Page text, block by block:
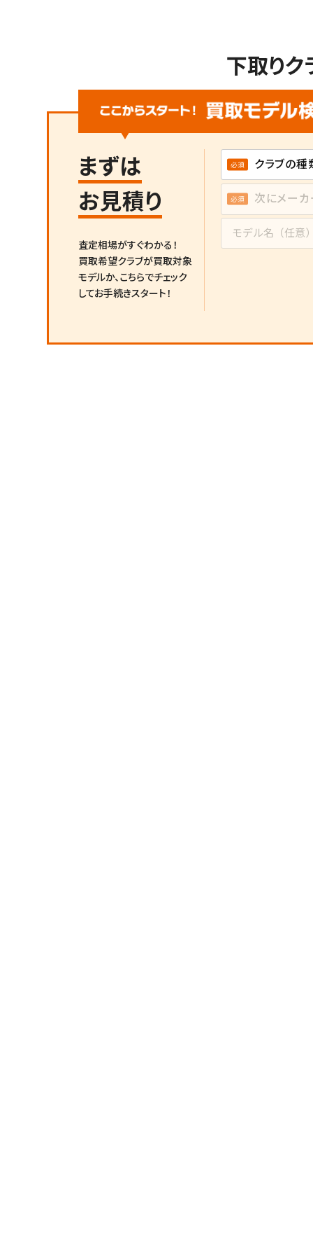
下取りク
まずは
お見積り
査定相場がすぐわかる！
買取希望クラブが買取対象
モデルか、 こちらでチェック
してお手続きスタート！